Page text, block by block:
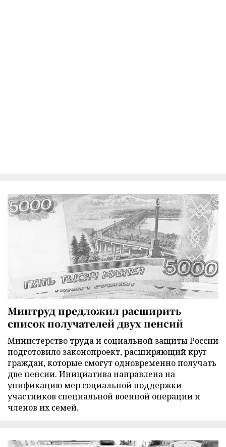
Минтруд предложил расширить
список получателей двух пенсий
Министерство труда и социальной защиты России
подготовило законопроект, расширяющий круг
граждан, которые смогут одновременно получать
две пенсии. Инициатива направлена на
унификацию мер социальной поддержки
участников специальной военной операции и
членов их семей.